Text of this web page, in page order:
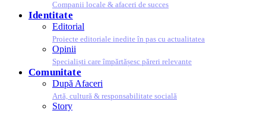
Companii locale & afaceri de succes
Identitate
Editorial
Proiecte editoriale inedite în pas cu actualitatea
Opinii
Specialiști care împărtășesc păreri relevante
Comunitate
După Afaceri
Artă, cultură & responsabilitate socială
Story